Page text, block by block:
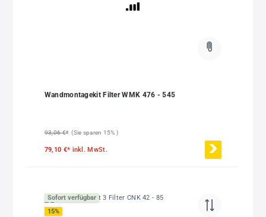
Wandmontagekit Filter WMK 476 - 545
93,06 €* (Sie sparen 15% )
79,10 €* inkl. MwSt.
Sofort verfügbar
15%